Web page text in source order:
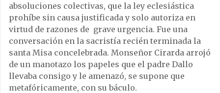
absoluciones colectivas, que la ley eclesiástica
prohíbe sin causa justificada y solo autoriza en
virtud de razones de grave urgencia. Fue una
conversación en la sacristía recién terminada la
santa Misa concelebrada. Monseñor Cirarda arrojó
de un manotazo los papeles que el padre Dallo
llevaba consigo y le amenazó, se supone que
metafóricamente, con su báculo.